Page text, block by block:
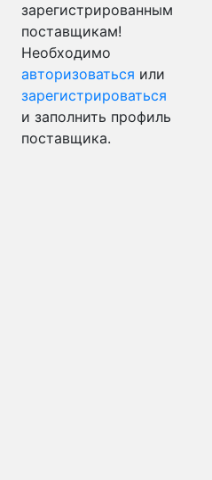
зарегистрированным
поставщикам!
Необходимо
авторизоваться или
зарегистрироваться
и заполнить профиль
поставщика.